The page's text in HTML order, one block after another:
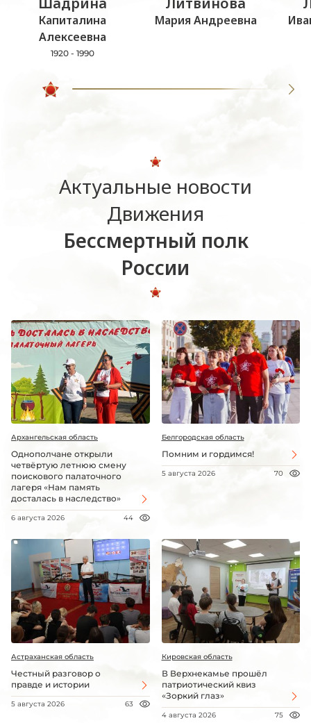
Капиталина
Алексеевна
1920 - 1990
Мария Андреевна
Актуальные новости
Движения
Бессмертный полк
России
Архангельская область
Однополчане открыли
четвёртую летнюю смену
поискового палаточного
лагеря «Нам память
досталась в наследство»
6 августа 2026 44
Белгородская область
Помним и гордимся!
5 августа 2026 70
Астраханская область
Честный разговор о
правде и истории
5 августа 2026 63
Кировская область
В Верхнекамье прошёл
патриотический квиз
«Зоркий глаз»
4 августа 2026 75